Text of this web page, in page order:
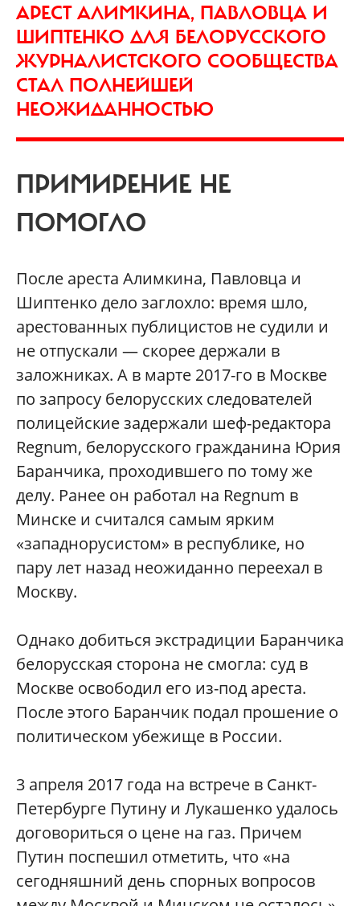
АРЕСТ АЛИМКИНА, ПАВЛОВЦА И
ШИПТЕНКО ДЛЯ БЕЛОРУССКОГО
ЖУРНАЛИСТСКОГО СООБЩЕСТВА
СТАЛ ПОЛНЕЙШЕЙ
НЕОЖИДАННОСТЬЮ
ПРИМИРЕНИЕ НЕ
ПОМОГЛО
После ареста Алимкина, Павловца и
Шиптенко дело заглохло: время шло,
арестованных публицистов не судили и
не отпускали — скорее держали в
заложниках. А в марте 2017-го в Москве
по запросу белорусских следователей
полицейские задержали шеф-редактора
Regnum, белорусского гражданина Юрия
Баранчика, проходившего по тому же
делу. Ранее он работал на Regnum в
Минске и считался самым ярким
«западнорусистом» в республике, но
пару лет назад неожиданно переехал в
Москву.
Однако добиться экстрадиции Баранчика
белорусская сторона не смогла: суд в
Москве освободил его из-под ареста.
После этого Баранчик подал прошение о
политическом убежище в России.
3 апреля 2017 года на встрече в Санкт-
Петербурге Путину и Лукашенко удалось
договориться о цене на газ. Причем
Путин поспешил отметить, что «на
сегодняшний день спорных вопросов